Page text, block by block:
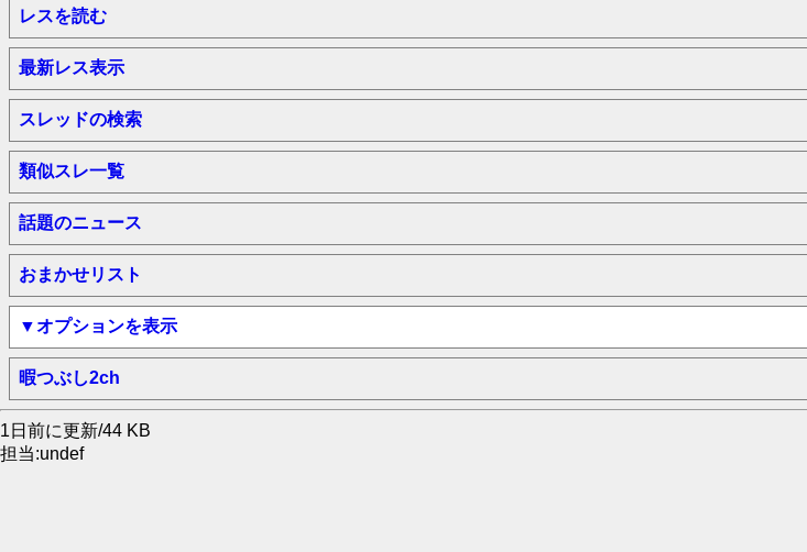
レスを読む
最新レス表示
スレッドの検索
類似スレ一覧
話題のニュース
おまかせリスト
▼オプションを表示
暇つぶし2ch
1日前に更新/44 KB
担当:undef